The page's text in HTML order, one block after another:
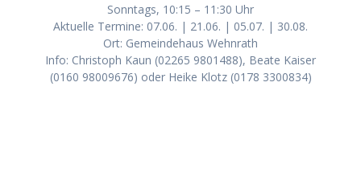
Sonntags, 10:15 – 11:30 Uhr
Aktuelle Termine: 07.06. | 21.06. | 05.07. | 30.08.
Ort: Gemeindehaus Wehnrath
Info: Christoph Kaun (02265 9801488), Beate Kaiser
(0160 98009676) oder Heike Klotz (0178 3300834)